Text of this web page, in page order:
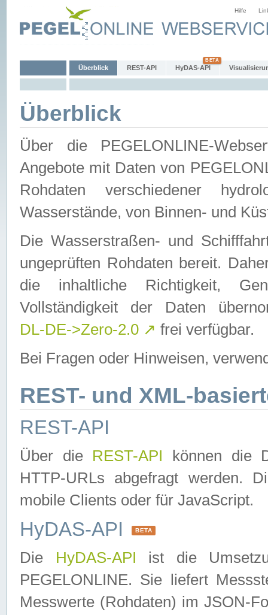
Hilfe
Überblick REST-API HyDAS-API
Überblick
Über die PEGELONLINE-
Angebote mit Daten von
Rohdaten verschiedener
Wasserstände, von Binnen- und
Die Wasserstraßen- und
ungeprüften Rohdaten bereit.
die inhaltliche Richtigkeit,
Vollständigkeit der Daten
DL-DE->Zero-2.0 ↗ frei verfügbar.
Bei Fragen oder Hinweisen,
REST- und XML-
REST-API
Über die REST-API können die
HTTP-URLs abgefragt werden.
mobile Clients oder für JavaScript.
HyDAS-API BETA
Die HyDAS-API ist die
PEGELONLINE. Sie liefert
Messwerte (Rohdaten) im JSON-